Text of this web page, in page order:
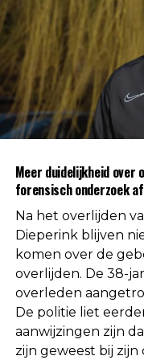
duidelijk is.
Na afronding van
politie weten dat
gevonden voor
personen.
autoriteiten
worden geen
de doodsoorzaak.
Een vaste
arbitrage
Met het overlijden
Nederlandse
jarenlang actief
Meer duidelijkheid over
forensisch onderzoek
Na het overlijden
Dieperink blijven
komen over de
overlijden. De 38-
overleden
De politie liet
aanwijzingen zijn
zijn geweest bij